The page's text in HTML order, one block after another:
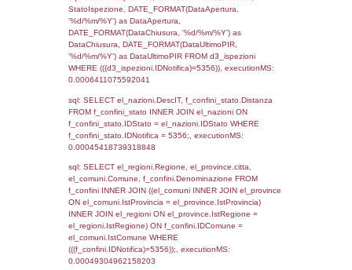
sql: SELECT a1_stabilimento.*,
ComuneST, el_province.citta as
el_regioni.Regione as RegioneST,
as ComuneSL, el_province_1.citta as
el_regioni_1.Regione as RegioneSL FROM
(((((a1_stabilimento LEFT JOIN el_comuni
a1_stabilimento.ComuneStab =
LEFT JOIN el_province ON
= el_province.IstProvincia) LEFT JOIN
a1_stabilimento.RegioneStab =
LEFT JOIN el_comuni AS el_comuni_1 ON
a1_stabilimento.IstComuneSL =
LEFT JOIN el_province AS el_province_1
a1_stabilimento.IstProvinciaSL =
el_province_1.IstProvincia) LEFT JOIN